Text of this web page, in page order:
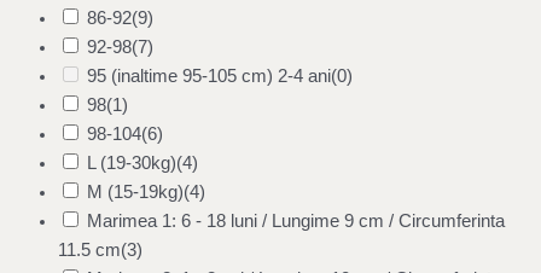
86-92(9)
92-98(7)
95 (inaltime 95-105 cm) 2-4 ani(0)
98(1)
98-104(6)
L (19-30kg)(4)
M (15-19kg)(4)
Marimea 1: 6 - 18 luni / Lungime 9 cm / Circumferinta
11.5 cm(3)